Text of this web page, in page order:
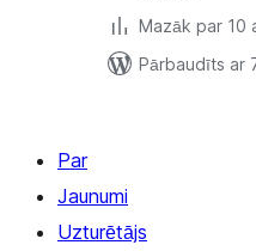
Mazāk par 10
Pārbaudīts ar
Par
Jaunumi
Uzturētājs